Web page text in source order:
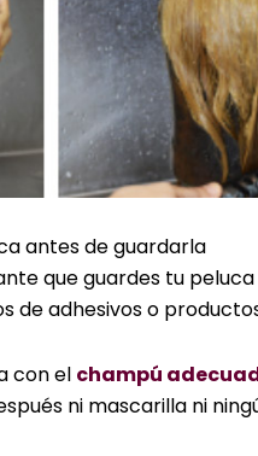
antes de guardarla
que guardes tu
de adhesivos o
con el champú
ni mascarilla ni